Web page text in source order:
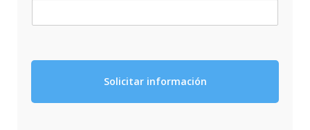
Solicitar información